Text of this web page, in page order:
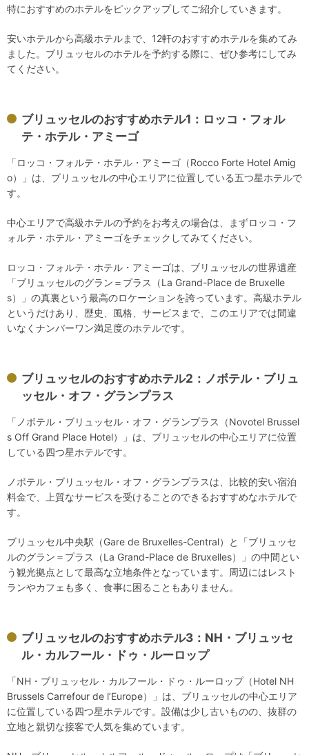
特におすすめのホテルをピックアップしてご紹介していきます。
安いホテルから高級ホテルまで、12軒のおすすめホテルを集めてみ
ました。ブリュッセルのホテルを予約する際に、ぜひ参考にしてみ
てください。
ブリュッセルのおすすめホテル1：ロッコ・フォル
テ・ホテル・アミーゴ
「ロッコ・フォルテ・ホテル・アミーゴ（Rocco Forte Hotel Amig
o）」は、ブリュッセルの中心エリアに位置している五つ星ホテルで
す。
中心エリアで高級ホテルの予約をお考えの場合は、まずロッコ・フ
ォルテ・ホテル・アミーゴをチェックしてみてください。
ロッコ・フォルテ・ホテル・アミーゴは、ブリュッセルの世界遺産
「ブリュッセルのグラン＝プラス（La Grand-Place de Bruxelle
s）」の真裏という最高のロケーションを誇っています。高級ホテル
というだけあり、歴史、風格、サービスまで、このエリアでは間違
いなくナンバーワン満足度のホテルです。
ブリュッセルのおすすめホテル2：ノボテル・ブリュ
ッセル・オフ・グランプラス
「ノボテル・ブリュッセル・オフ・グランプラス（Novotel Brussel
s Off Grand Place Hotel）」は、ブリュッセルの中心エリアに位置
している四つ星ホテルです。
ノボテル・ブリュッセル・オフ・グランプラスは、比較的安い宿泊
料金で、上質なサービスを受けることのできるおすすめなホテルで
す。
ブリュッセル中央駅（Gare de Bruxelles-Central）と「ブリュッセ
ルのグラン＝プラス（La Grand-Place de Bruxelles）」の中間とい
う観光拠点として最高な立地条件となっています。周辺にはレスト
ランやカフェも多く、食事に困ることもありません。
ブリュッセルのおすすめホテル3：NH・ブリュッセ
ル・カルフール・ドゥ・ルーロップ
「NH・ブリュッセル・カルフール・ドゥ・ルーロップ（Hotel NH
Brussels Carrefour de l’Europe）」は、ブリュッセルの中心エリア
に位置している四つ星ホテルです。設備は少し古いものの、抜群の
立地と親切な接客で人気を集めています。